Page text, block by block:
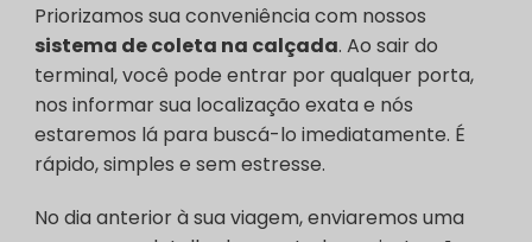
Priorizamos sua conveniência com nossos
sistema de coleta na calçada. Ao sair do
terminal, você pode entrar por qualquer porta,
nos informar sua localização exata e nós
estaremos lá para buscá-lo imediatamente. É
rápido, simples e sem estresse.
No dia anterior à sua viagem, enviaremos uma